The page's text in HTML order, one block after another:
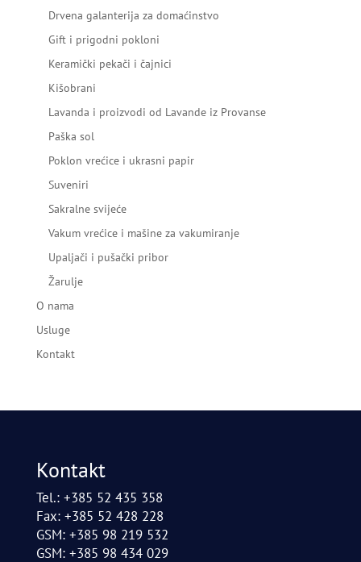
Drvena galanterija za domaćinstvo
Gift i prigodni pokloni
Keramički pekači i čajnici
Kišobrani
Lavanda i proizvodi od Lavande iz Provanse
Paška sol
Poklon vrećice i ukrasni papir
Suveniri
Sakralne svijeće
Vakum vrećice i mašine za vakumiranje
Upaljači i pušački pribor
Žarulje
O nama
Usluge
Kontakt
Kontakt
Tel.: +385 52 435 358
Fax: +385 52 428 228
GSM: +385 98 219 532
GSM: +385 98 434 029